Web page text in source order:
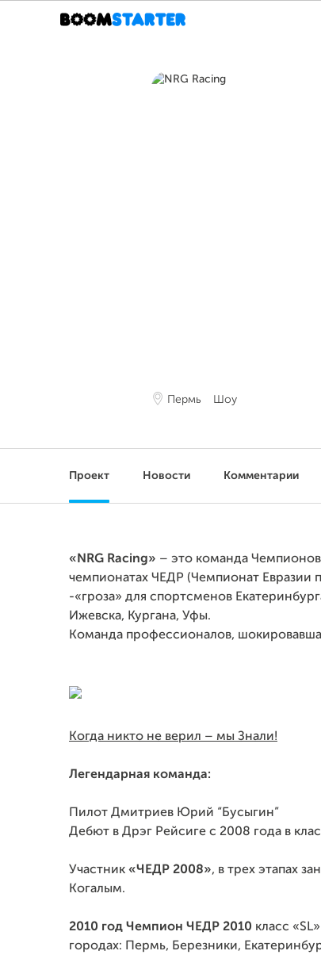
Пермь Шоу
Проект Новости Комментарии
«NRG Racing» – это команда
чемпионатах ЧЕДР (Чемпионат Евразии
-«гроза» для спортсменов
Ижевска, Кургана, Уфы.
Команда профессионалов,
Когда никто не верил – мы Знали!
Легендарная команда:
Пилот Дмитриев Юрий “Бусыгин”
Дебют в Дрэг Рейсиге с 2008 года в
Участник «ЧЕДР 2008», в трех этапах
Когалым.
2010 год Чемпион ЧЕДР 2010 класс
городах: Пермь, Березники,